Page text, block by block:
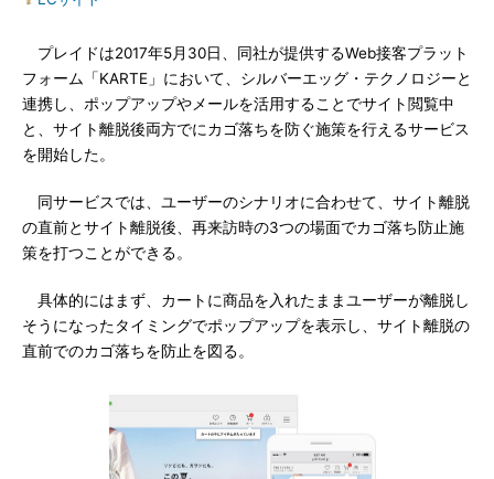
プレイドは2017年5月30日、同社が提供するWeb接客プラット
フォーム「KARTE」において、シルバーエッグ・テクノロジーと
連携し、ポップアップやメールを活用することでサイト閲覧中
と、サイト離脱後両方でにカゴ落ちを防ぐ施策を行えるサービス
を開始した。
同サービスでは、ユーザーのシナリオに合わせて、サイト離脱
の直前とサイト離脱後、再来訪時の3つの場面でカゴ落ち防止施
策を打つことができる。
具体的にはまず、カートに商品を入れたままユーザーが離脱し
そうになったタイミングでポップアップを表示し、サイト離脱の
直前でのカゴ落ちを防止を図る。